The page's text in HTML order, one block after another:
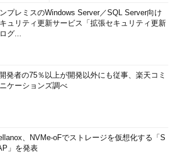
プレミスのWindows Server／SQL Server向け
ュリティ更新サービス「拡張セキュリティ更新
グ...
発者の75％以上が開発以外にも従事、楽天コミ
ケーションズ調べ
、NVMe-oFでストレージを仮想化する「S
」を発表